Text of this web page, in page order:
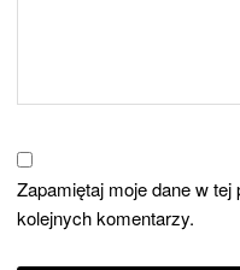
Zapamiętaj moje dane w
kolejnych komentarzy.